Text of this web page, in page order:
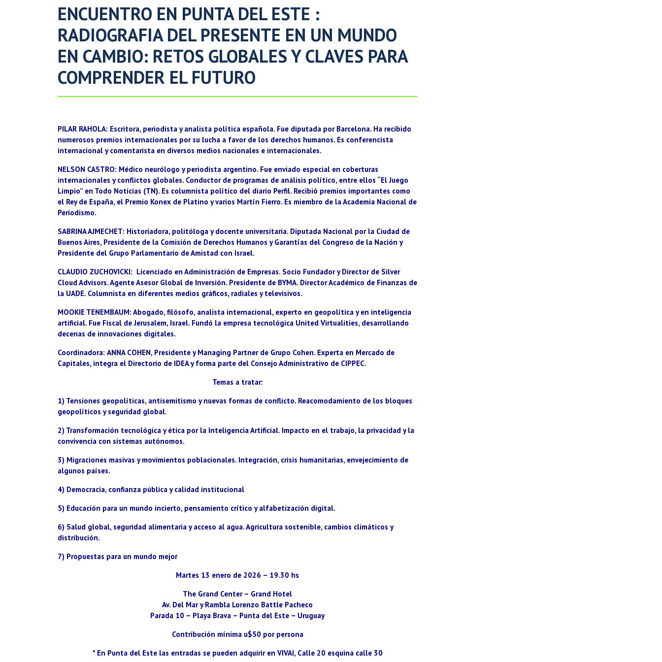
ENCUENTRO EN PUNTA DEL ESTE :
RADIOGRAFIA DEL PRESENTE EN UN MUNDO
EN CAMBIO: RETOS GLOBALES Y CLAVES PARA
COMPRENDER EL FUTURO
PILAR RAHOLA: Escritora, periodista y analista política española. Fue diputada por Barcelona. Ha recibido
numerosos premios internacionales por su lucha a favor de los derechos humanos. Es conferencista
internacional y comentarista en diversos medios nacionales e internacionales.
NELSON CASTRO: Médico neurólogo y periodista argentino. Fue enviado especial en coberturas
internacionales y conflictos globales. Conductor de programas de análisis político, entre ellos “El Juego
Limpio” en Todo Noticias (TN). Es columnista político del diario Perfil. Recibió premios importantes como
el Rey de España, el Premio Konex de Platino y varios Martín Fierro. Es miembro de la Academia Nacional de
Periodismo.
SABRINA AJMECHET: Historiadora, politóloga y docente universitaria. Diputada Nacional por la Ciudad de
Buenos Aires, Presidente de la Comisión de Derechos Humanos y Garantías del Congreso de la Nación y
Presidente del Grupo Parlamentario de Amistad con Israel.
CLAUDIO ZUCHOVICKI: Licenciado en Administración de Empresas. Socio Fundador y Director de Silver
Cloud Advisors. Agente Asesor Global de Inversión. Presidente de BYMA. Director Académico de Finanzas de
la UADE. Columnista en diferentes medios gráficos, radiales y televisivos.
MOOKIE TENEMBAUM: Abogado, filósofo, analista internacional, experto en geopolítica y en inteligencia
artificial. Fue Fiscal de Jerusalem, Israel. Fundó la empresa tecnológica United Virtualities, desarrollando
decenas de innovaciones digitales.
Coordinadora: ANNA COHEN, Presidente y Managing Partner de Grupo Cohen. Experta en Mercado de
Capitales, integra el Directorio de IDEA y forma parte del Consejo Administrativo de CIPPEC.
Temas a tratar:
1) Tensiones geopolíticas, antisemitismo y nuevas formas de conflicto. Reacomodamiento de los bloques
geopolíticos y seguridad global.
2) Transformación tecnológica y ética por la Inteligencia Artificial. Impacto en el trabajo, la privacidad y la
convivencia con sistemas autónomos.
3) Migraciones masivas y movimientos poblacionales. Integración, crisis humanitarias, envejecimiento de
algunos países.
4) Democracia, confianza pública y calidad institucional
5) Educación para un mundo incierto, pensamiento crítico y alfabetización digital.
6) Salud global, seguridad alimentaria y acceso al agua. Agricultura sostenible, cambios climáticos y
distribución.
7) Propuestas para un mundo mejor
Martes 13 enero de 2026 – 19.30 hs
The Grand Center – Grand Hotel
Av. Del Mar y Rambla Lorenzo Battle Pacheco
Parada 10 – Playa Brava – Punta del Este – Uruguay
Contribución mínima u$50 por persona
* En Punta del Este las entradas se pueden adquirir en VIVAI, Calle 20 esquina calle 30